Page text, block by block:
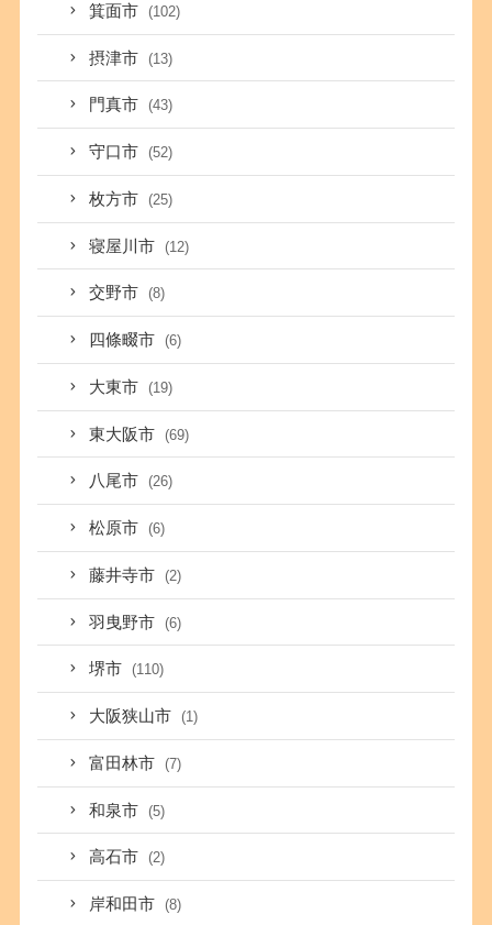
箕面市 (102)
摂津市 (13)
門真市 (43)
守口市 (52)
枚方市 (25)
寝屋川市 (12)
交野市 (8)
四條畷市 (6)
大東市 (19)
東大阪市 (69)
八尾市 (26)
松原市 (6)
藤井寺市 (2)
羽曳野市 (6)
堺市 (110)
大阪狭山市 (1)
富田林市 (7)
和泉市 (5)
高石市 (2)
岸和田市 (8)